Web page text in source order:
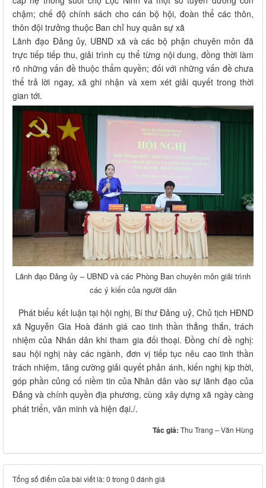
chậm; chế độ chính sách cho cán bộ hội, đoàn thể các thôn,
thôn đội trưởng thuộc Ban chỉ huy quân sự xã
Lãnh đạo Đảng ủy, UBND xã và các bộ phận chuyên môn đã
trực tiếp tiếp thu, giải trình cụ thể từng nội dung, đồng thời làm
rõ những vấn đề thuộc thẩm quyền; đối với những vấn đề chưa
thể trả lời ngay, xã ghi nhận và xem xét giải quyết trong thời
gian tới.
Lãnh đạo Đảng ủy – UBND và các Phòng Ban chuyên môn giải trình
các ý kiến của người dân
Phát biểu kết luận tại hội nghị, Bí thư Đảng uỷ, Chủ tịch HĐND
xã Nguyễn Gia Hoà đánh giá cao tinh thần thẳng thắn, trách
nhiệm của Nhân dân khi tham gia đối thoại. Đồng chí đề nghị:
sau hội nghị này các ngành, đơn vị tiếp tục nêu cao tinh thần
trách nhiệm, tăng cường giải quyết phản ánh, kiến nghị kịp thời,
góp phần củng cố niềm tin của Nhân dân vào sự lãnh đạo của
Đảng và chính quyền địa phương, cùng xây dựng xã ngày càng
phát triển, văn minh và hiện đại./.
Tác giả: Thu Trang – Văn Hùng
Tổng số điểm của bài viết là: 0 trong 0 đánh giá